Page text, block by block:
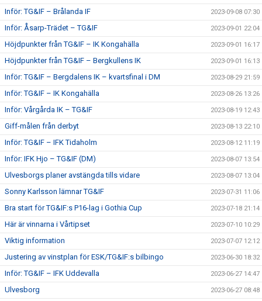
Inför: TG&IF – Brålanda IF 2023-09-08 07:30
Inför: Åsarp-Trädet – TG&IF 2023-09-01 22:04
Höjdpunkter från TG&IF – IK Kongahälla 2023-09-01 16:17
Höjdpunkter från TG&IF – Bergkullens IK 2023-09-01 16:13
Inför: TG&IF – Bergdalens IK – kvartsfinal i DM 2023-08-29 21:59
Inför: TG&IF – IK Kongahälla 2023-08-26 13:26
Inför: Vårgårda IK – TG&IF 2023-08-19 12:43
Giff-målen från derbyt 2023-08-13 22:10
Inför: TG&IF – IFK Tidaholm 2023-08-12 11:19
Inför: IFK Hjo – TG&IF (DM) 2023-08-07 13:54
Ulvesborgs planer avstängda tills vidare 2023-08-07 13:04
Sonny Karlsson lämnar TG&IF 2023-07-31 11:06
Bra start för TG&IF:s P16-lag i Gothia Cup 2023-07-18 21:14
Här är vinnarna i Vårtipset 2023-07-10 10:29
Viktig information 2023-07-07 12:12
Justering av vinstplan för ESK/TG&IF:s bilbingo 2023-06-30 18:32
Inför: TG&IF – IFK Uddevalla 2023-06-27 14:47
Ulvesborg 2023-06-27 08:48